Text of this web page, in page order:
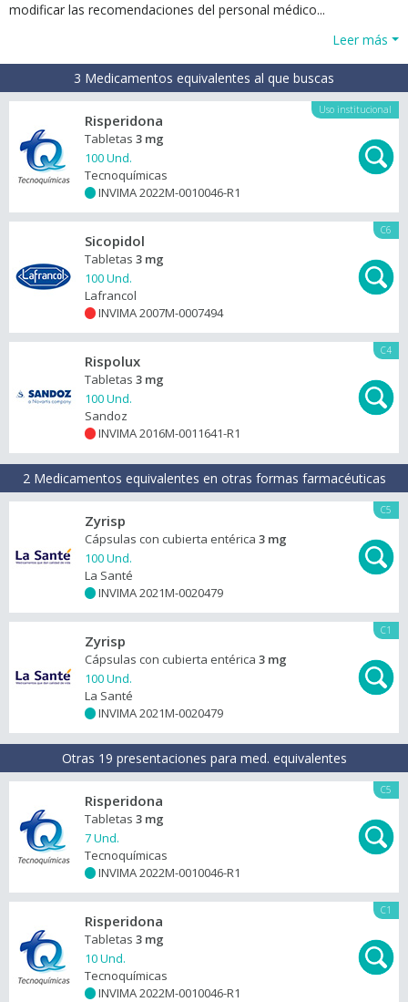
modificar las recomendaciones del personal médico...
Leer más
3 Medicamentos equivalentes al que buscas
Uso institucional
Risperidona
Tabletas 3 mg
100 Und.
Tecnoquímicas
INVIMA 2022M-0010046-R1
C6
Sicopidol
Tabletas 3 mg
100 Und.
Lafrancol
INVIMA 2007M-0007494
C4
Rispolux
Tabletas 3 mg
100 Und.
Sandoz
INVIMA 2016M-0011641-R1
2 Medicamentos equivalentes en otras formas farmacéuticas
C5
Zyrisp
Cápsulas con cubierta entérica 3 mg
100 Und.
La Santé
INVIMA 2021M-0020479
C1
Zyrisp
Cápsulas con cubierta entérica 3 mg
100 Und.
La Santé
INVIMA 2021M-0020479
Otras 19 presentaciones para med. equivalentes
C5
Risperidona
Tabletas 3 mg
7 Und.
Tecnoquímicas
INVIMA 2022M-0010046-R1
C1
Risperidona
Tabletas 3 mg
10 Und.
Tecnoquímicas
INVIMA 2022M-0010046-R1